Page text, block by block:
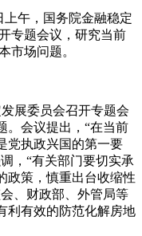
上午，国务院金融稳定
专题会议，研究当前
市场问题。
展委员会召开专题会
。会议提出，“在当前
党执政兴国的第一要
，“有关部门要切实承
政策，慎重出台收缩性
、财政部、外管局等
利有效的防范化解房地